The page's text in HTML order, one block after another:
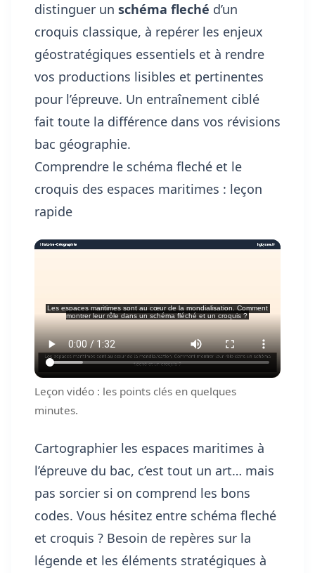
distinguer un schéma fleché d’un
croquis classique, à repérer les enjeux
géostratégiques essentiels et à rendre
vos productions lisibles et pertinentes
pour l’épreuve. Un entraînement ciblé
fait toute la différence dans vos révisions
bac géographie.
Comprendre le schéma fleché et le
croquis des espaces maritimes : leçon
rapide
Leçon vidéo : les points clés en quelques
minutes.
Cartographier les espaces maritimes à
l’épreuve du bac, c’est tout un art… mais
pas sorcier si on comprend les bons
codes. Vous hésitez entre schéma fleché
et croquis ? Besoin de repères sur la
légende et les éléments stratégiques à